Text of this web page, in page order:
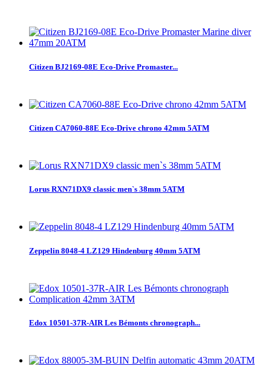
Citizen BJ2169-08E Eco-Drive Promaster...
Citizen CA7060-88E Eco-Drive chrono 42mm 5ATM
Lorus RXN71DX9 classic men`s 38mm 5ATM
Zeppelin 8048-4 LZ129 Hindenburg 40mm 5ATM
Edox 10501-37R-AIR Les Bémonts chronograph...